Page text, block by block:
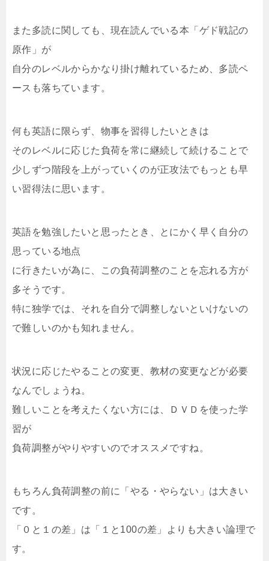
また多読に関しても、現在読んでいる本「ゲド戦記の
原作」が
自分のレベルからかなり掛け離れているため、多読ペ
ースも落ちています。
何も英語に限らず、物事を習得したいときは
そのレベルに応じた負荷を常に継続して続けることで
少しずつ階段を上がっていくのが正攻法でもっとも早
い習得法に思います。
英語を勉強したいと思ったとき、とにかく早く自分の
思っている地点
に行きたいが為に、この負荷調整のことを忘れる方が
多そうです。
特に独学では、それを自分で調整しないといけないの
で難しいのかも知れません。
状況に応じたやることの変更、教材の変更などが必要
なんでしょうね。
難しいことを考えたくない方には、ＤＶＤを使った学
習が
負荷調整がやりやすいのでオススメですね。
もちろん負荷調整の前に「やる・やらない」は大きい
です。
「０と１の差」は「１と100の差」よりも大きい論理で
す。